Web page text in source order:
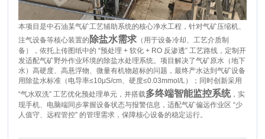
本项目是中石油某气矿工艺辅助系统的核心净水工程，针对气矿压缩机、
注气设备等核心装置的除盐水需求 （用于设备冷却、工艺介质制
备），依托上传图纸中的 “预处理 + 软化 + RO 反渗透” 工艺路线，定制开
发适配气矿野外作业环境的除盐水处理系统。项目解决了气矿原水（地下
水）高硬度、高悬浮物、微量有机物超标的问题，最终产水达到气矿设备
用除盐水标准（电导率≤10μS/cm、硬度≤0.03mmol/L）；同时创新采用
“气水双洗” 工艺优化预处理单元，并搭载多终端智能监控系统，实
现手机、电脑端同步掌握设备状态与报警信息，适配气矿偏远作业区 “少
人值守、远程管控” 的管理需求，保障核心设备的稳定运行。